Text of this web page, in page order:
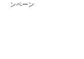
ンペーン